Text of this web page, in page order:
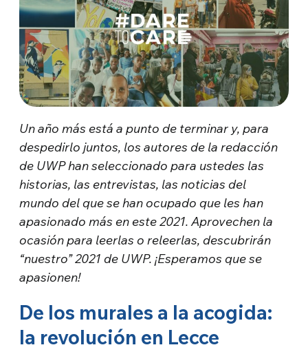
Un año más está a punto de terminar y, para
despedirlo juntos, los autores de la redacción
de UWP han seleccionado para ustedes las
historias, las entrevistas, las noticias del
mundo del que se han ocupado que les han
apasionado más en este 2021. Aprovechen la
ocasión para leerlas o releerlas, descubrirán
“nuestro” 2021 de UWP. ¡Esperamos que se
apasionen!
De los murales a la acogida:
la revolución en Lecce